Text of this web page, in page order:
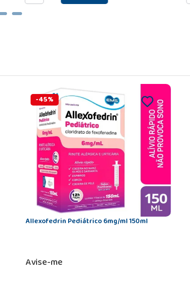
-45%
Allexofedrin Pediátrico 6mg/ml 150ml
Avise-me